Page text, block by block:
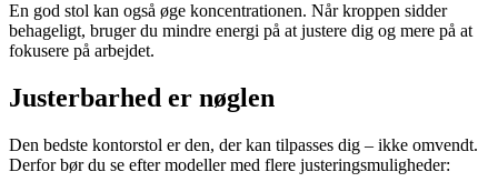
En god stol kan også øge koncentrationen. Når kroppen sidder
behageligt, bruger du mindre energi på at justere dig og mere på at
fokusere på arbejdet.
Justerbarhed er nøglen
Den bedste kontorstol er den, der kan tilpasses dig – ikke omvendt.
Derfor bør du se efter modeller med flere justeringsmuligheder: